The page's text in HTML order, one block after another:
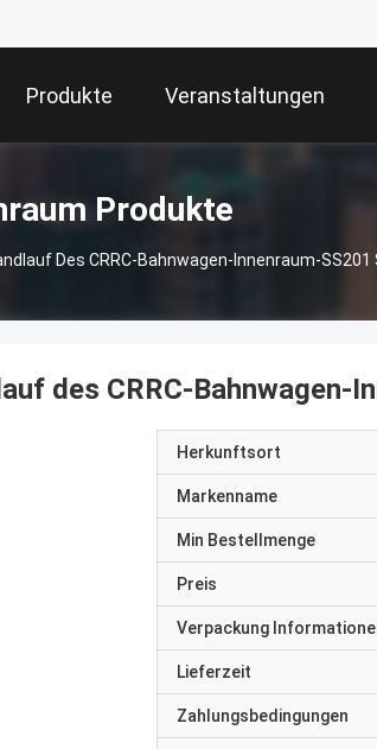
Produkte Veranstaltungen
Produkte
Des CRRC-Bahnwagen-Innenraum-SS201
des CRRC-Bahnwagen-
Herkunftsort
Markenname
Min Bestellmenge
Preis
Verpackung
Lieferzeit
Zahlungsbedingungen